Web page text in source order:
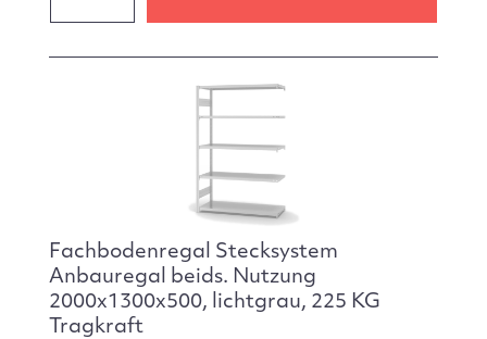
Fachbodenregal Stecksystem
Anbauregal beids. Nutzung
2000x1300x500, lichtgrau, 225 KG
Tragkraft